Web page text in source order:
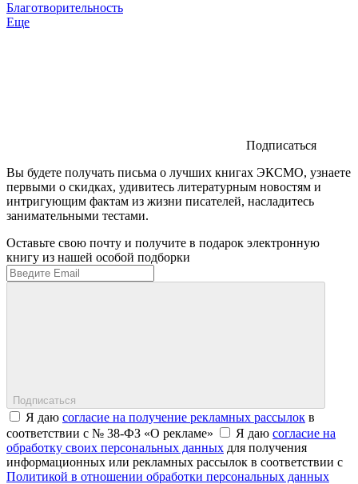
Благотворительность
Еще
Подписаться
Вы будете получать письма о лучших книгах ЭКСМО, узнаете
первыми о скидках, удивитесь литературным новостям и
интригующим фактам из жизни писателей, насладитесь
занимательными тестами.
Оставьте свою почту и получите в подарок электронную
книгу из нашей особой подборки
Подписаться
Я даю согласие на получение рекламных рассылок в
соответствии с № 38-ФЗ «О рекламе»
Я даю согласие на
обработку своих персональных данных для получения
информационных или рекламных рассылок в соответствии с
Политикой в отношении обработки персональных данных